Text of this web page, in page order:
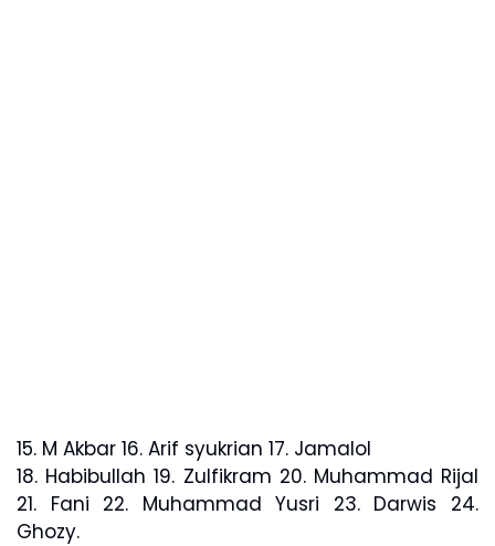
15. M Akbar 16. Arif syukrian 17. Jamalol
18. Habibullah 19. Zulfikram 20. Muhammad Rijal
21. Fani 22. Muhammad Yusri 23. Darwis 24.
Ghozy.